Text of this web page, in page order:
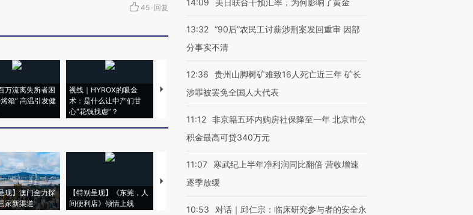
45 · 回复
万流离失所者困
箱” 高温引发健
视线｜HYROX的吸金
术：是什么让中产们甘
心“花钱找虐”？
马航飞行员跨国走私7万
视线｜被称为“蟑螂”的印
现】澳门全力探
家新渠道
【特别呈现】《东莞，人
间便利店》倾情上线
【推广】走进第四届链博
有意思的生活方式·第三对
住三大增长引擎是什么？
14:09 美日联合干预汇率，为何影响了黄金
13:32 “90后”农民工讨薪涉刑案发回重审 因部
分事实不清
12:36
贵州山脚树矿难致16人死亡近三年 矿长
涉罪被罢免全国人大代表
11:12 非京籍五环内购房社保降至一年 北京市公
积金最高可贷340万元
11:07
寒武纪上半年净利润同比翻倍 营收增速
逐季放缓
10:53
对话｜邱仁宗：临床研究参与者的安全永